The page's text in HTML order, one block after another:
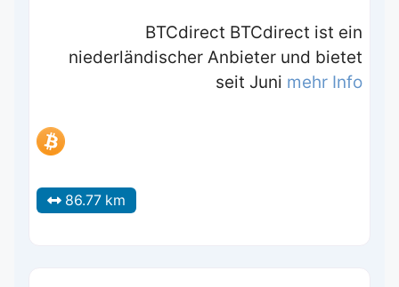
BTCdirect BTCdirect ist ein
niederländischer Anbieter und bietet
seit Juni mehr Info
86.77 km